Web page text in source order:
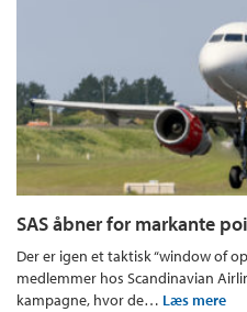
SAS åbner for markante
Der er igen et taktisk “window of
medlemmer hos Scandinavian
kampagne, hvor de… Læs mere